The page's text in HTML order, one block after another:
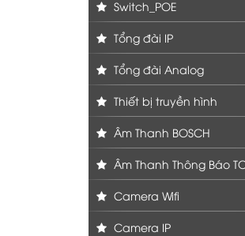
Switch_POE
Tổng đài IP
Tổng đài Analog
Thiết bị truyền hình
Âm Thanh BOSCH
Âm Thanh Thông Báo
Camera Wifi
Camera IP